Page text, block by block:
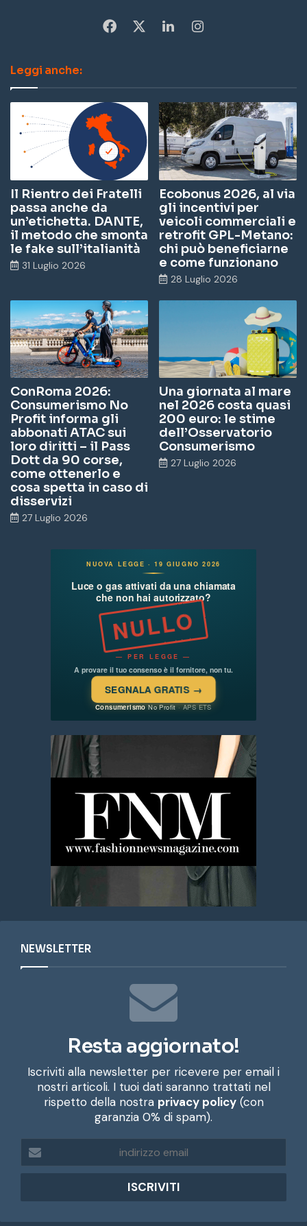
ok
In
ra
m
Leggi anche:
Il Rientro dei Fratelli
passa anche da
un’etichetta. DANTE,
il metodo che smonta
le fake sull’italianità
31 Luglio 2026
Ecobonus 2026, al via
gli incentivi per
veicoli commerciali e
retrofit GPL-Metano:
chi può beneficiarne
e come funzionano
28 Luglio 2026
ConRoma 2026:
Consumerismo No
Profit informa gli
abbonati ATAC sui
loro diritti – il Pass
Dott da 90 corse,
come ottenerlo e
cosa spetta in caso di
disservizi
27 Luglio 2026
Una giornata al mare
nel 2026 costa quasi
200 euro: le stime
dell’Osservatorio
Consumerismo
27 Luglio 2026
NEWSLETTER
Resta aggiornato!
Iscriviti alla newsletter per ricevere per email i
nostri articoli. I tuoi dati saranno trattati nel
rispetto della nostra privacy policy(con
garanzia 0% di spam).
d
r